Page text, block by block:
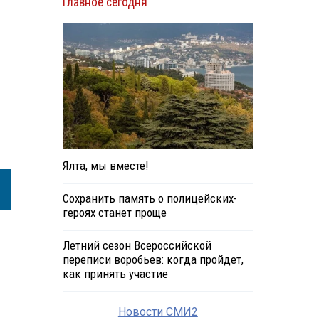
Ялта, мы вместе!
Сохранить память о полицейских-
героях станет проще
Летний сезон Всероссийской
переписи воробьев: когда пройдет,
как принять участие
Новости СМИ2